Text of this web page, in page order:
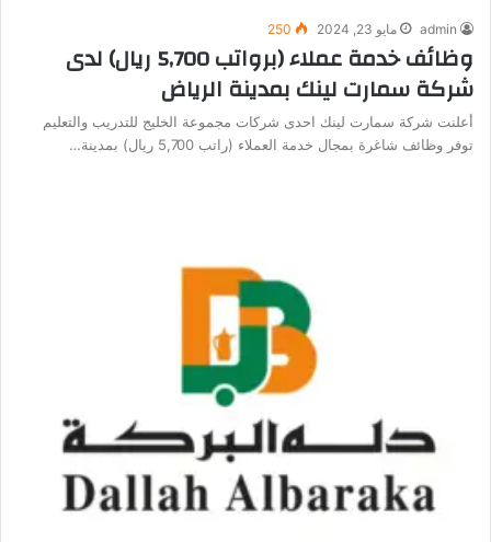
admin مايو 23, 2024 250
وظائف خدمة عملاء (برواتب 5,700 ريال) لدى
شركة سمارت لينك بمدينة الرياض
أعلنت شركة سمارت لينك احدى شركات مجموعة الخليج للتدريب والتعليم
توفر وظائف شاغرة بمجال خدمة العملاء (راتب 5,700 ريال) بمدينة…